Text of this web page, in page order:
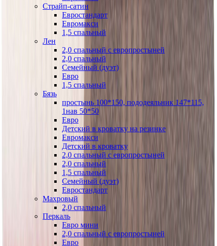
Страйп-сатин
Евростандарт
Евромакси
1,5 спальный
Лен
2,0 спальный с европростыней
2,0 спальный
Семейный (дуэт)
Евро
1,5 спальный
Бязь
простынь 100*150, пододеяльник 147*115,
1нав 50*50
Евро
Детский в кроватку на резинке
Евромакси
Детский в кроватку
2,0 спальный с европростыней
2,0 спальный
1,5 спальный
Семейный (дуэт)
Евростандарт
Махровый
2,0 спальный
Перкаль
Евро мини
2,0 спальный с европростыней
Евро